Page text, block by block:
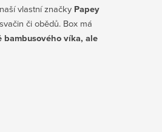
vlastní značky Papey
či obědů. Box má
bambusového víka, ale